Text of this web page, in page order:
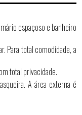
espaçoso e banheiro
Para total comodidade, a
total privacidade.
A área externa é